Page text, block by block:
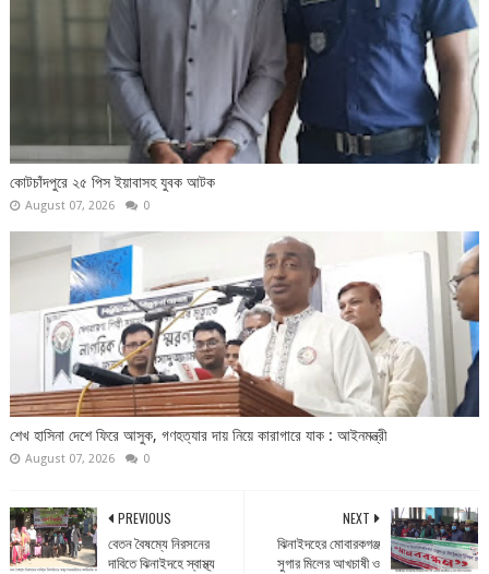
কোটচাঁদপুরে ২৫ পিস ইয়াবাসহ যুবক আটক
August 07, 2026 0
শেখ হাসিনা দেশে ফিরে আসুক, গণহত্যার দায় নিয়ে কারাগারে যাক : আইনমন্ত্রী
August 07, 2026 0
NEXT
ঝিনাইদহের মোবারকগঞ্জ
সুগার মিলের আখচাষী ও
PREVIOUS
বেতন বৈষম্যে নিরসনের
দাবিতে ঝিনাইদহে স্বাস্থ্য